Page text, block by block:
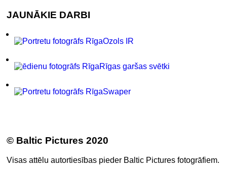
JAUNĀKIE DARBI
Ozols IR
Rīgas garšas svētki
Swaper
© Baltic Pictures 2020
Visas attēlu autortiesības pieder Baltic Pictures fotogrāfiem.